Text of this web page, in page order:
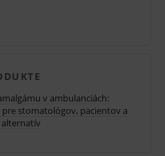
pevnosť v tlaku a minimálne
Výplň je pevná a vydrží
zmena GS -80
utesnenie špáry medzi
v ambulanciách:
pre stomatológov, pacientov a